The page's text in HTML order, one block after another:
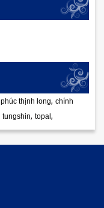
phúc thịnh long, chính
tungshin, topal,